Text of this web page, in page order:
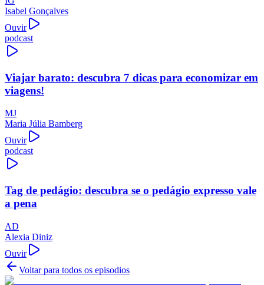
Isabel Gonçalves
Ouvir
podcast
Viajar barato: descubra 7 dicas para economizar em
viagens!
MJ
Maria Júlia Bamberg
Ouvir
podcast
Tag de pedágio: descubra se o pedágio expresso vale
a pena
AD
Alexia Diniz
Ouvir
Voltar para todos os episodios